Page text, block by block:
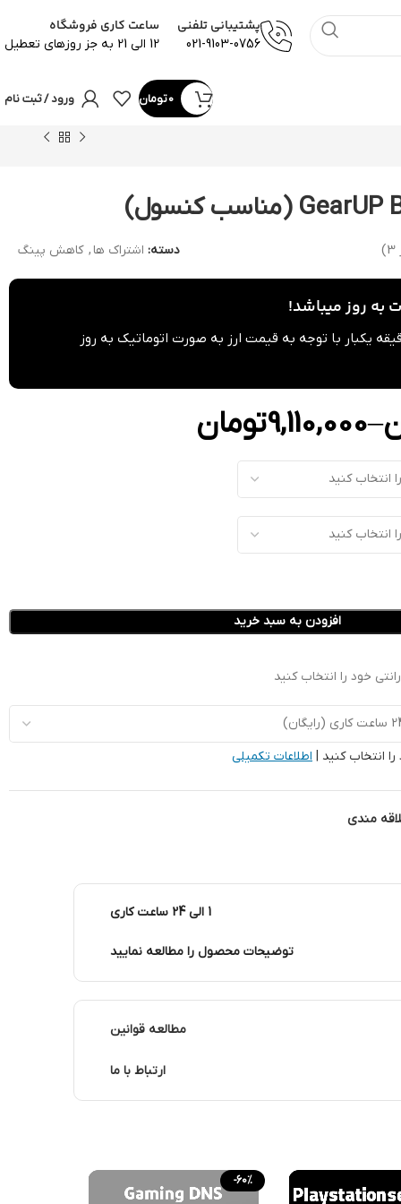
پشتیبانی تلفنی
021-9103-0756
ساعت کاری فروشگاه
12 الی 21 به جز روزهای تعطیل
0تومان ورود / ثبت نام
3
) دسته: اشتراک ها , کاهش پینگ
به روز میباشد!
محصولات هر 60 دقیقه یکبار با توجه به قیمت ارز به صورت اتوماتیک به روز
–
9,110,000تومان
افزودن به سبد خرید
خود را انتخاب کنید
انتخاب کنید | اطلاعات تکمیلی
مندی
1 الی 24 ساعت کاری
توضیحات محصول را مطالعه نمایید
مطالعه قوانین
ارتباط با ما
-60%